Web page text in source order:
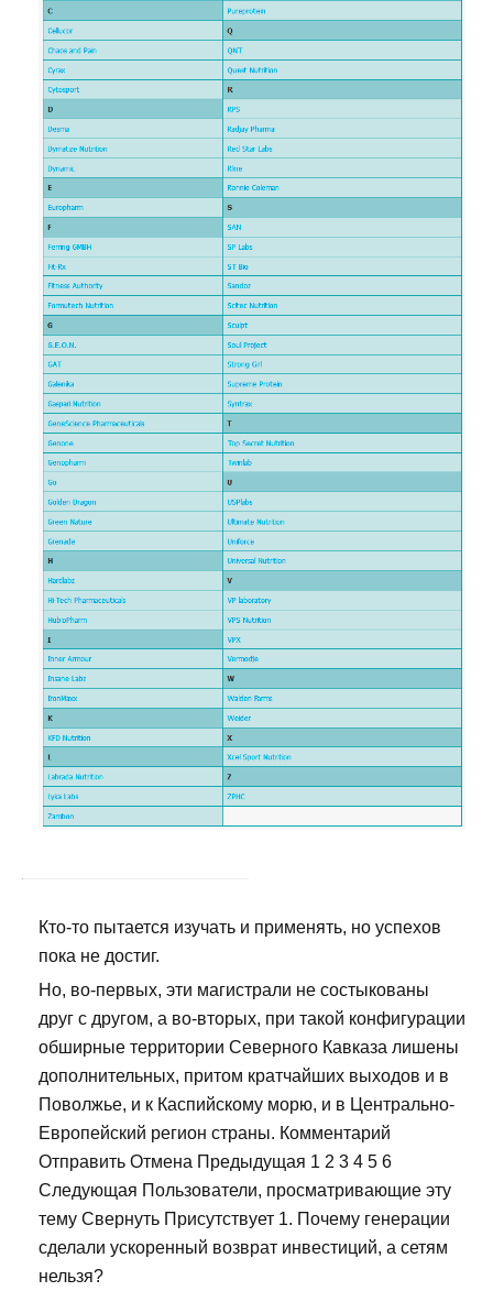
Кто-то пытается изучать и применять, но успехов
пока не достиг.
Но, во-первых, эти магистрали не состыкованы
друг с другом, а во-вторых, при такой конфигурации
обширные территории Северного Кавказа лишены
дополнительных, притом кратчайших выходов и в
Поволжье, и к Каспийскому морю, и в Центрально-
Европейский регион страны. Комментарий
Отправить Отмена Предыдущая 1 2 3 4 5 6
Следующая Пользователи, просматривающие эту
тему Свернуть Присутствует 1. Почему генерации
сделали ускоренный возврат инвестиций, а сетям
нельзя?